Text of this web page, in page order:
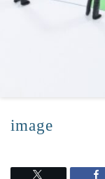
image